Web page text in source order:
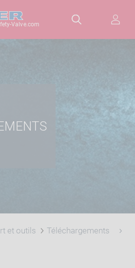
Valve.com
et outils Téléchargements